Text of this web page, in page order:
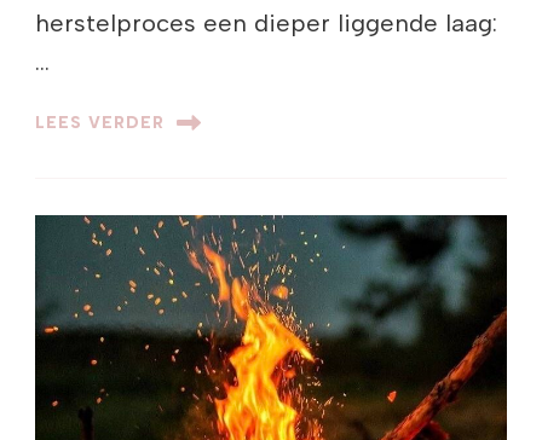
herstelproces een dieper liggende laag:
…
LEES VERDER